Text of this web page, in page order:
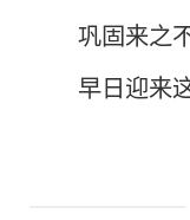
巩固来之
早日迎来